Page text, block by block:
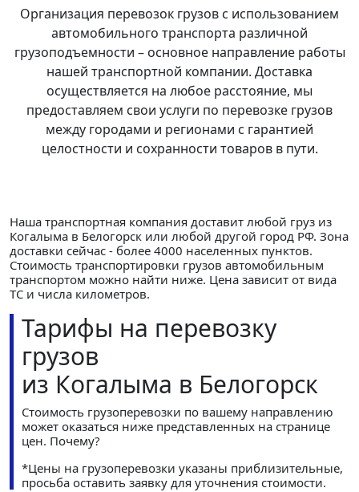
О компании
Направления
Тарифы
Международные перевозки
Контакты
Организация перевозок грузов с использованием
автомобильного транспорта различной
грузоподъемности – основное направление работы
нашей транспортной компании. Доставка
осуществляется на любое расстояние, мы
предоставляем свои услуги по перевозке грузов
между городами и регионами с гарантией
целостности и сохранности товаров в пути.
Наша транспортная компания доставит любой груз из
Когалыма в Белогорск или любой другой город РФ. Зона
доставки сейчас - более 4000 населенных пунктов.
Стоимость транспортировки грузов автомобильным
транспортом можно найти ниже. Цена зависит от вида
ТС и числа километров.
Тарифы на перевозку
грузов
из Когалыма в Белогорск
Стоимость грузоперевозки по вашему направлению
может оказаться ниже представленных на странице
цен. Почему?
*Цены на грузоперевозки указаны приблизительные,
просьба оставить заявку для уточнения стоимости.